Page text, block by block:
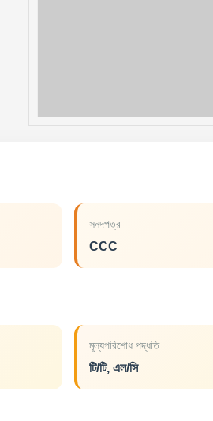
সনদপত্র
CCC
মূল্যপরিশোধ পদ্ধতি
টি/টি, এল/সি